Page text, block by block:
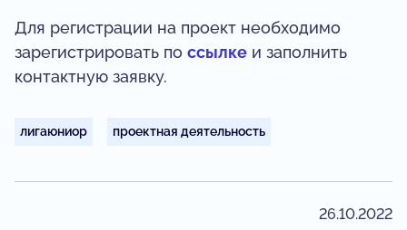
Для регистрации на проект необходимо
зарегистрировать по ссылке и заполнить
контактную заявку.
лигаюниор проектная деятельность
26.10.2022